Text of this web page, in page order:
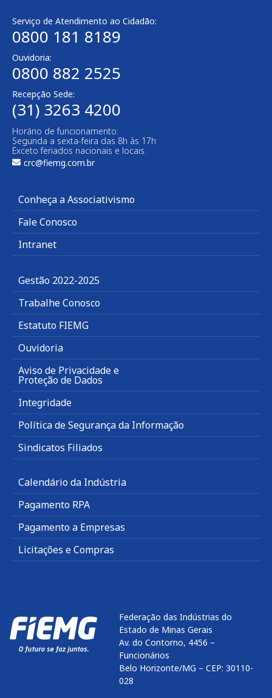
Serviço de Atendimento ao Cidadão:
0800 181 8189
Ouvidoria:
0800 882 2525
Recepção Sede:
(31) 3263 4200
Horário de funcionamento:
Segunda a sexta-feira das 8h às 17h
Exceto feriados nacionais e locais.
crc@fiemg.com.br
Conheça a Associativismo
Fale Conosco
Intranet
Gestão 2022-2025
Trabalhe Conosco
Estatuto FIEMG
Ouvidoria
Aviso de Privacidade e
Proteção de Dados
Integridade
Política de Segurança da Informação
Sindicatos Filiados
Calendário da Indústria
Pagamento RPA
Pagamento a Empresas
Licitações e Compras
Federação das Indústrias do
Estado de Minas Gerais
Av. do Contorno, 4456 –
Funcionários
Belo Horizonte/MG – CEP: 30110-
028